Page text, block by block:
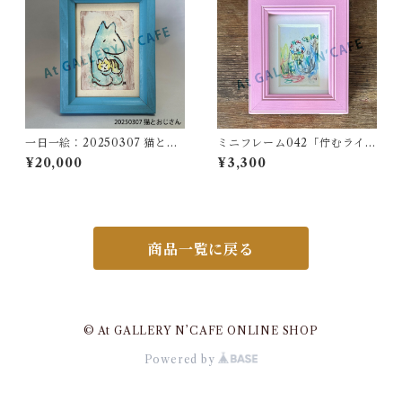
一日一絵：20250307 猫とお
じさん
¥20,000
ミニフレーム042「佇むライオ
ン」
¥3,300
商品一覧に戻る
© At GALLERY N’CAFE ONLINE SHOP
Powered by